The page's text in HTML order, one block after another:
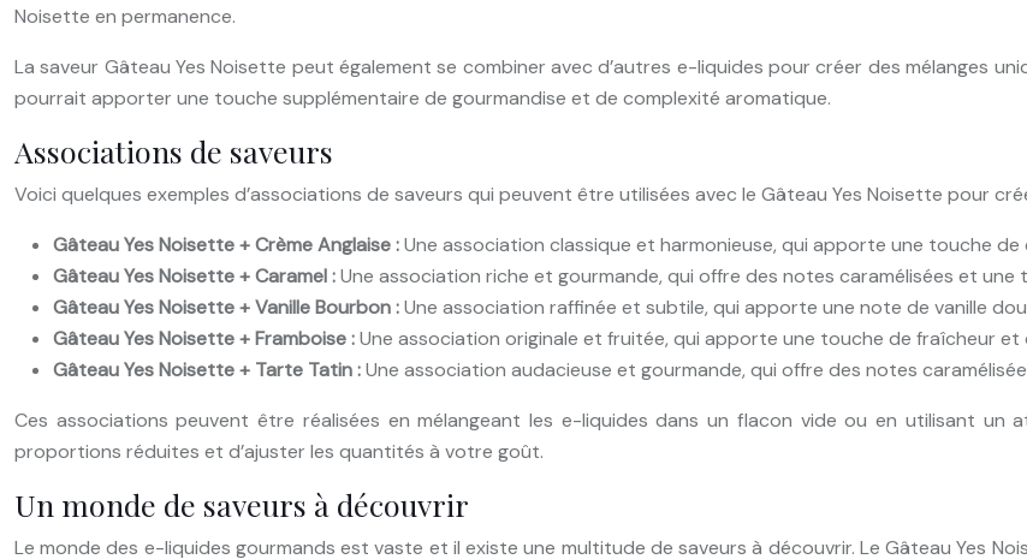
Noisette en permanence.
La saveur Gâteau Yes Noisette peut également se combiner avec d’autres e-liquides pour créer des mélanges
pourrait apporter une touche supplémentaire de gourmandise et de complexité aromatique.
Associations de saveurs
Voici quelques exemples d’associations de saveurs qui peuvent être utilisées avec le Gâteau Yes Noisette pour
Gâteau Yes Noisette + Crème Anglaise :Une association classique et harmonieuse, qui apporte une touche
Gâteau Yes Noisette + Caramel :Une association riche et gourmande, qui offre des notes caramélisées et
Gâteau Yes Noisette + Vanille Bourbon :Une association raffinée et subtile, qui apporte une note de vanille
Gâteau Yes Noisette + Framboise :Une association originale et fruitée, qui apporte une touche de fraîcheur et
Gâteau Yes Noisette + Tarte Tatin :Une association audacieuse et gourmande, qui offre des notes
Ces associations peuvent être réalisées en mélangeant les e-liquides dans un flacon vide ou en utilisant
proportions réduites et d’ajuster les quantités à votre goût.
Un monde de saveurs à découvrir
Le monde des e-liquides gourmands est vaste et il existe une multitude de saveurs à découvrir. Le Gâteau Yes